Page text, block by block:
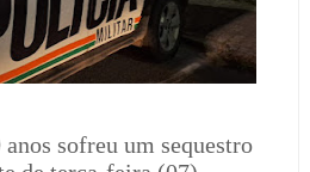
sofreu um sequestro